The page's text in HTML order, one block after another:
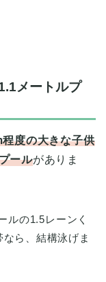
メートルプ
度の大きな子供
ールがありま
ルの1.5レーンく
ら、結構泳げま